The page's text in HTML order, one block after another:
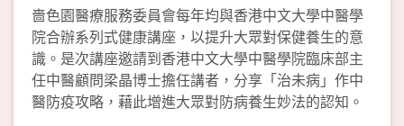
嗇色園醫療服務委員會每年均與香港中文大學中醫學
院合辦系列式健康講座，以提升大眾對保健養生的意
識。是次講座邀請到香港中文大學中醫學院臨床部主
任中醫顧問梁晶博士擔任講者，分享「治未病」作中
醫防疫攻略，藉此增進大眾對防病養生妙法的認知。